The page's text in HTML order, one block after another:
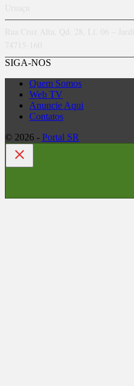
SIGA-NOS
Quem Somos
Web TV
Anuncie Aqui
Contatos
© 2026 - Portal SR